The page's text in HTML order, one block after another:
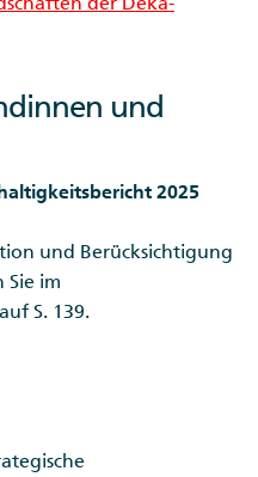
und
2025
und Berücksichtigung
im
auf S. 139.